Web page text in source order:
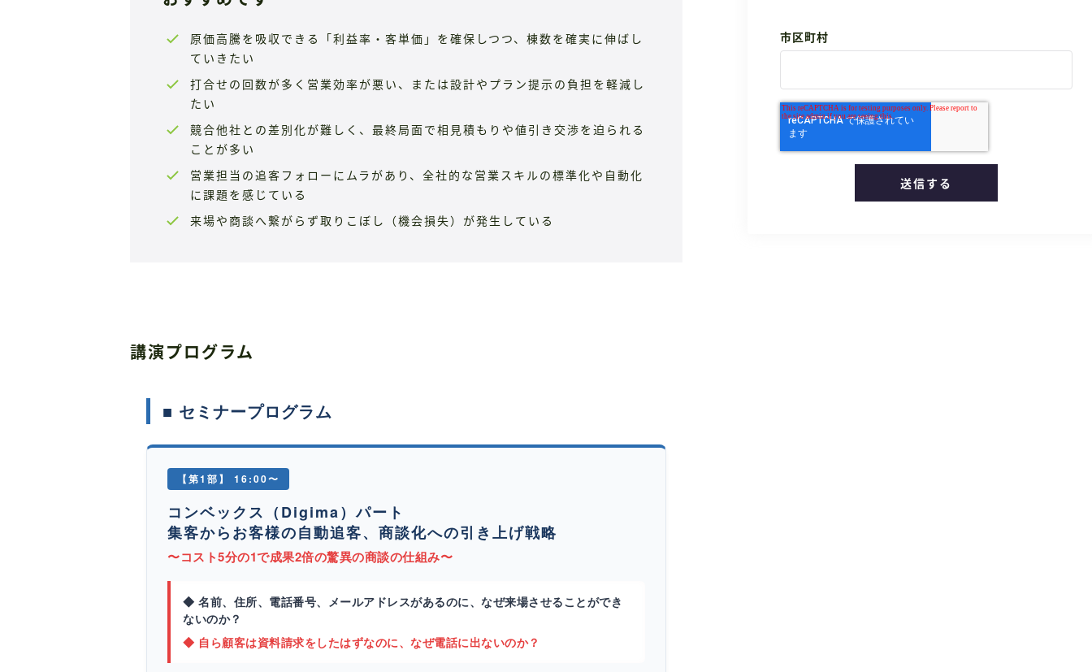
原価高騰を吸収できる「利益率・客単価」を確保しつつ、棟数を確実に伸ばし
ていきたい
打合せの回数が多く営業効率が悪い、または設計やプラン提示の負担を軽減し
たい
競合他社との差別化が難しく、最終局面で相見積もりや値引き交渉を迫られる
ことが多い
営業担当の追客フォローにムラがあり、全社的な営業スキルの標準化や自動化
に課題を感じている
来場や商談へ繋がらず取りこぼし（機会損失）が発生している
講演プログラム
■ セミナープログラム
【第1部】 16:00〜
コンベックス（Digima）パート
集客からお客様の自動追客、商談化への引き上げ戦略
〜コスト5分の1で成果2倍の驚異の商談の仕組み〜
◆ 名前、住所、電話番号、メールアドレスがあるのに、なぜ来場させることができ
ないのか？
◆ 自ら顧客は資料請求をしたはずなのに、なぜ電話に出ないのか？
市区町村